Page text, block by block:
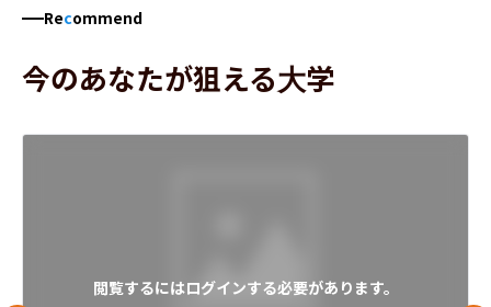
Recommend
今のあなたが狙える大学
閲覧するにはログインする必要があります。